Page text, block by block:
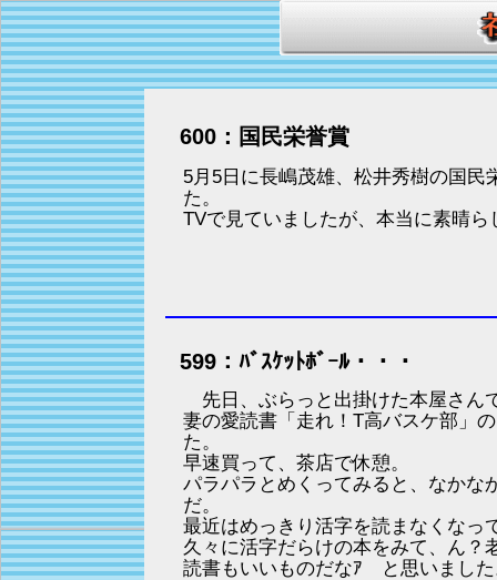
600：国民栄誉賞
5月5日に長嶋茂雄、松井秀樹の国民
た。
TVで見ていましたが、本当に素晴ら
599：ﾊﾞｽｹｯﾄﾎﾞｰﾙ・・・
先日、ぶらっと出掛けた本屋さん
妻の愛読書「走れ！T高バスケ部」
た。
早速買って、茶店で休憩。
パラパラとめくってみると、なかな
だ。
最近はめっきり活字を読まなくなっ
久々に活字だらけの本をみて、ん？
読書もいいものだなｱ と思いまし